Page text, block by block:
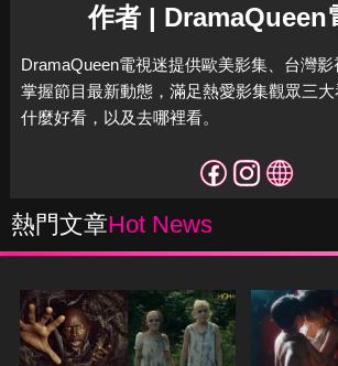
作者 | DramaQueen
DramaQueen電視迷提供歐美影集、台灣
掌握節目最新動態，滿足熱愛影集觀眾三大
什麼好看，以及去哪裡看。
熱門文章Hot News